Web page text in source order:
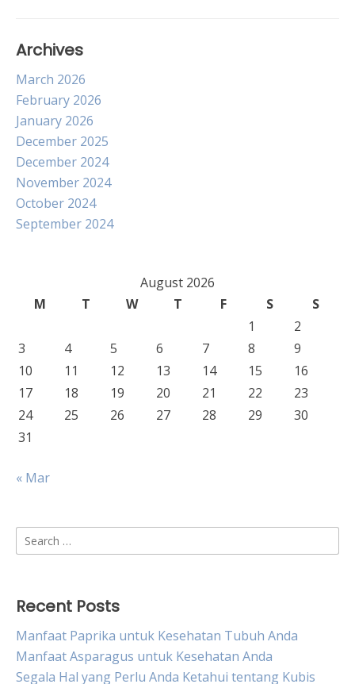
Archives
March 2026
February 2026
January 2026
December 2025
December 2024
November 2024
October 2024
September 2024
August 2026
M
T W T F S
S
1
2
3
4 5 6 7 8
9
10
11 12 13 14 15
16
17
18 19 20 21 22
23
24
25 26 27 28 29
30
31
« Mar
Search
for:
Recent Posts
Manfaat Paprika untuk Kesehatan Tubuh Anda
Manfaat Asparagus untuk Kesehatan Anda
Segala Hal yang Perlu Anda Ketahui tentang Kubis